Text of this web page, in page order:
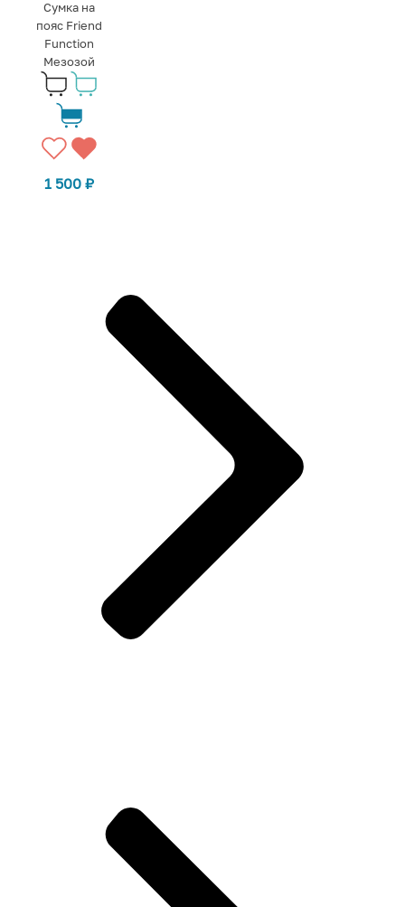
Сумка на
пояс Friend
Function
Мезозой
1 500₽